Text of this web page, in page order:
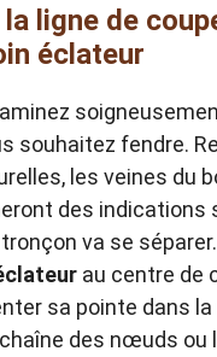
ligne de
éclateur
souhaitez fendre.
les veines du
des indications
va se
au centre de
sa pointe dans
des nœuds ou